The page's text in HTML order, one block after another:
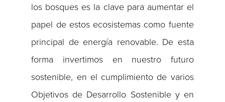
los bosques es la clave para aumentar el
papel de estos ecosistemas como fuente
principal de energía renovable. De esta
forma invertimos en nuestro futuro
sostenible, en el cumplimiento de varios
Objetivos de Desarrollo Sostenible y en